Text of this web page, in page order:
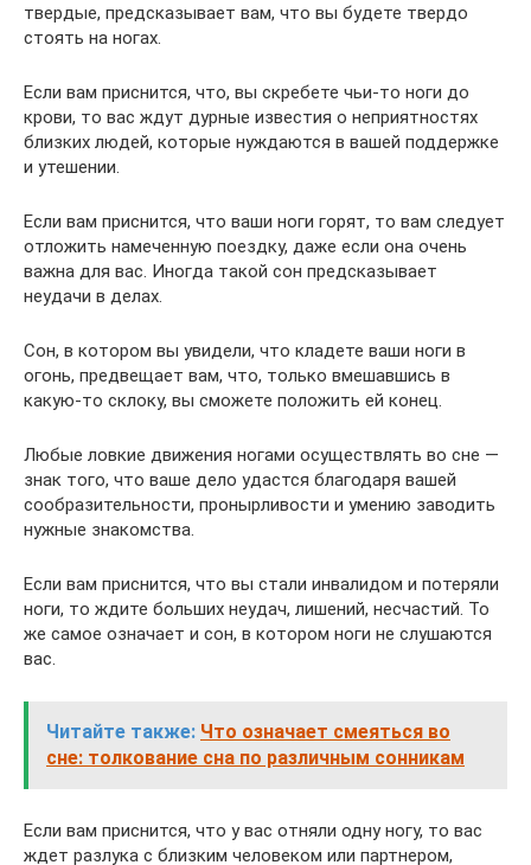
твердые, предсказывает вам, что вы будете твердо
стоять на ногах.
Если вам приснится, что, вы скребете чьи-то ноги до
крови, то вас ждут дурные известия о неприятностях
близких людей, которые нуждаются в вашей поддержке
и утешении.
Если вам приснится, что ваши ноги горят, то вам следует
отложить намеченную поездку, даже если она очень
важна для вас. Иногда такой сон предсказывает
неудачи в делах.
Сон, в котором вы увидели, что кладете ваши ноги в
огонь, предвещает вам, что, только вмешавшись в
какую-то склоку, вы сможете положить ей конец.
Любые ловкие движения ногами осуществлять во сне —
знак того, что ваше дело удастся благодаря вашей
сообразительности, пронырливости и умению заводить
нужные знакомства.
Если вам приснится, что вы стали инвалидом и потеряли
ноги, то ждите больших неудач, лишений, несчастий. То
же самое означает и сон, в котором ноги не слушаются
вас.
Читайте также: Что означает смеяться во
сне: толкование сна по различным сонникам
Если вам приснится, что у вас отняли одну ногу, то вас
ждет разлука с близким человеком или партнером,